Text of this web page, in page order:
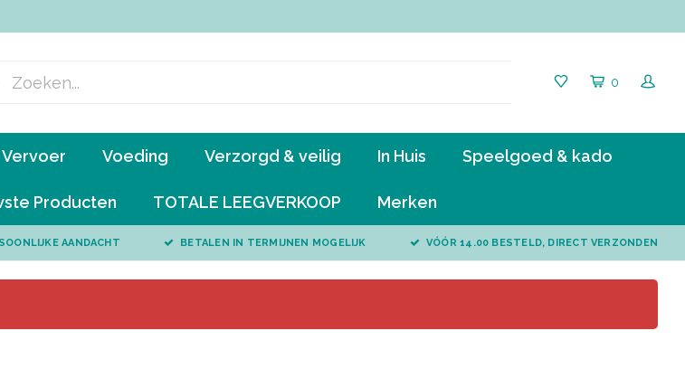
0
Vervoer Voeding Verzorgd & veilig In Huis Speelgoed & kado
Producten TOTALE LEEGVERKOOP Merken
AANDACHT BETALEN IN TERMIJNEN MOGELIJK VÓÓR 14.00 BESTELD, DIRECT VERZONDEN